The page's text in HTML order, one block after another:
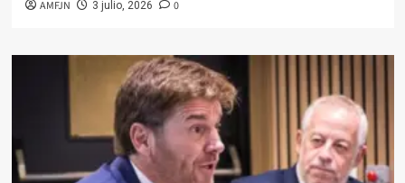
AMFJN 3 julio, 2026 0